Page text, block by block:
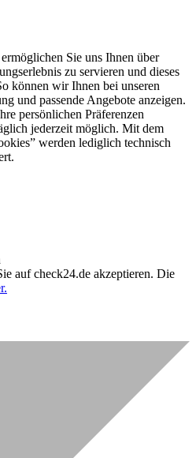
Sie uns Ihnen über
zu servieren und dieses
können wir Ihnen bei unseren
und passende Angebote anzeigen.
persönlichen Präferenzen
jederzeit möglich. Mit dem
werden lediglich technisch
auf check24.de akzeptieren. Die